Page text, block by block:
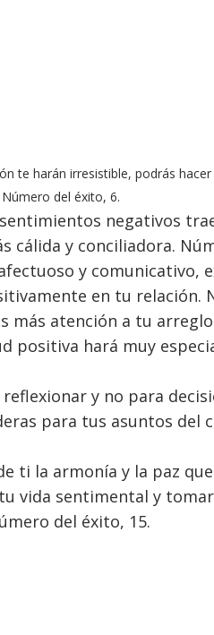
te harán irresistible, podrás
del éxito, 6.
negativos
y conciliadora.
y comunicativo,
en tu relación.
más atención a tu
positiva hará muy
y no para
para tus asuntos del
ti la armonía y la paz
vida sentimental y
del éxito, 15.